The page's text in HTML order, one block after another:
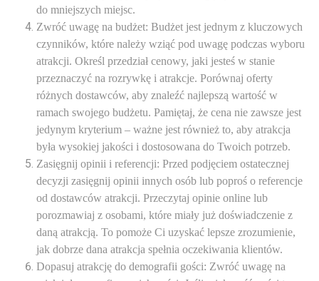
do mniejszych miejsc.
Zwróć uwagę na budżet: Budżet jest jednym z kluczowych
czynników, które należy wziąć pod uwagę podczas wyboru
atrakcji. Określ przedział cenowy, jaki jesteś w stanie
przeznaczyć na rozrywkę i atrakcje. Porównaj oferty
różnych dostawców, aby znaleźć najlepszą wartość w
ramach swojego budżetu. Pamiętaj, że cena nie zawsze jest
jedynym kryterium – ważne jest również to, aby atrakcja
była wysokiej jakości i dostosowana do Twoich potrzeb.
Zasięgnij opinii i referencji: Przed podjęciem ostatecznej
decyzji zasięgnij opinii innych osób lub poproś o referencje
od dostawców atrakcji. Przeczytaj opinie online lub
porozmawiaj z osobami, które miały już doświadczenie z
daną atrakcją. To pomoże Ci uzyskać lepsze zrozumienie,
jak dobrze dana atrakcja spełnia oczekiwania klientów.
Dopasuj atrakcję do demografii gości: Zwróć uwagę na